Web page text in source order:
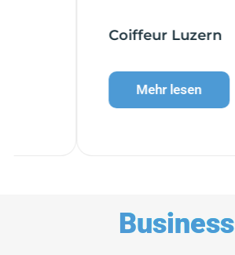
Coiffeur Luzern
Mehr lesen
Business